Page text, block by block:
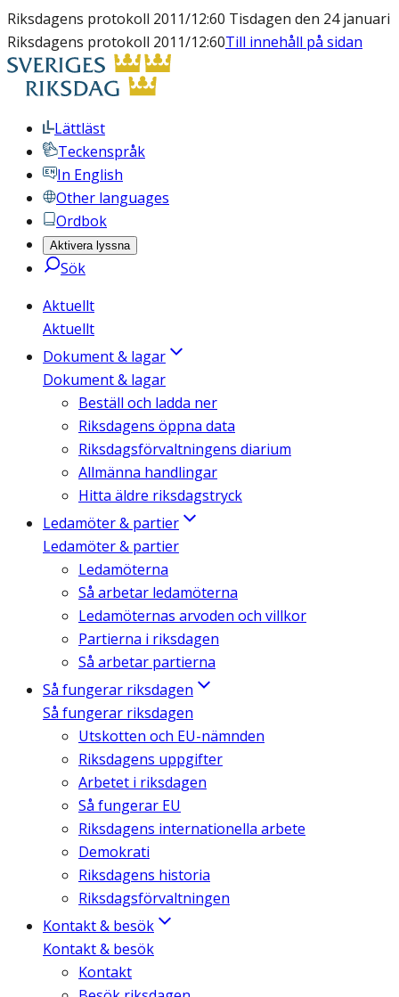
Riksdagens protokoll 2011/12:60 Tisdagen den 24 januari
Riksdagens protokoll 2011/12:60Till innehåll på sidan
Lättläst
Teckenspråk
In English
Other languages
Ordbok
Aktivera lyssna
Sök
Aktuellt
Aktuellt
Dokument & lagar
Dokument & lagar
Beställ och ladda ner
Riksdagens öppna data
Riksdagsförvaltningens diarium
Allmänna handlingar
Hitta äldre riksdagstryck
Ledamöter & partier
Ledamöter & partier
Ledamöterna
Så arbetar ledamöterna
Ledamöternas arvoden och villkor
Partierna i riksdagen
Så arbetar partierna
Så fungerar riksdagen
Så fungerar riksdagen
Utskotten och EU-nämnden
Riksdagens uppgifter
Arbetet i riksdagen
Så fungerar EU
Riksdagens internationella arbete
Demokrati
Riksdagens historia
Riksdagsförvaltningen
Kontakt & besök
Kontakt & besök
Kontakt